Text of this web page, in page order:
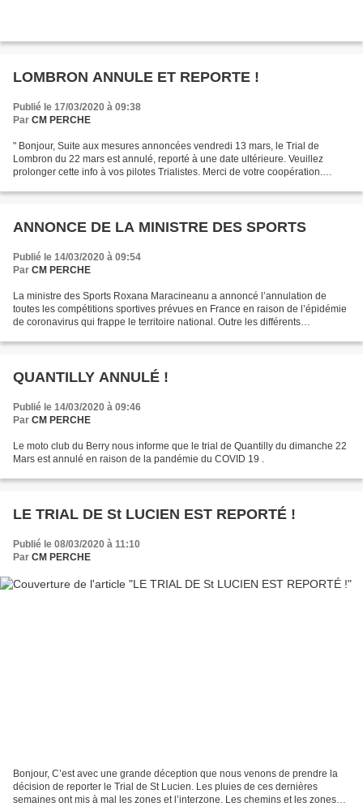
LOMBRON ANNULE ET REPORTE !
Publié le 17/03/2020 à 09:38
Par CM PERCHE
" Bonjour, Suite aux mesures annoncées vendredi 13 mars, le Trial de
Lombron du 22 mars est annulé, reporté à une date ultérieure. Veuillez
prolonger cette info à vos pilotes Trialistes. Merci de votre coopération.
ANNONCE DE LA MINISTRE DES SPORTS
Publié le 14/03/2020 à 09:54
Par CM PERCHE
La ministre des Sports Roxana Maracineanu a annoncé l’annulation de
toutes les compétitions sportives prévues en France en raison de l’épidémie
de coronavirus qui frappe le territoire national. Outre les différents
QUANTILLY ANNULÉ !
Publié le 14/03/2020 à 09:46
Par CM PERCHE
Le moto club du Berry nous informe que le trial de Quantilly du dimanche 22
Mars est annulé en raison de la pandémie du COVID 19 .
LE TRIAL DE St LUCIEN EST REPORTÉ !
Publié le 08/03/2020 à 11:10
Par CM PERCHE
Bonjour, C’est avec une grande déception que nous venons de prendre la
décision de reporter le Trial de St Lucien. Les pluies de ces dernières
semaines ont mis à mal les zones et l’interzone. Les chemins et les zones